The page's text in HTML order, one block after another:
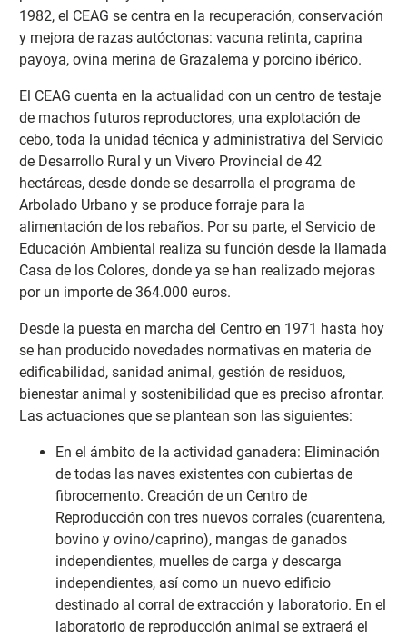
1982, el CEAG se centra en la recuperación, conservación
y mejora de razas autóctonas: vacuna retinta, caprina
payoya, ovina merina de Grazalema y porcino ibérico.
El CEAG cuenta en la actualidad con un centro de testaje
de machos futuros reproductores, una explotación de
cebo, toda la unidad técnica y administrativa del Servicio
de Desarrollo Rural y un Vivero Provincial de 42
hectáreas, desde donde se desarrolla el programa de
Arbolado Urbano y se produce forraje para la
alimentación de los rebaños. Por su parte, el Servicio de
Educación Ambiental realiza su función desde la llamada
Casa de los Colores, donde ya se han realizado mejoras
por un importe de 364.000 euros.
Desde la puesta en marcha del Centro en 1971 hasta hoy
se han producido novedades normativas en materia de
edificabilidad, sanidad animal, gestión de residuos,
bienestar animal y sostenibilidad que es preciso afrontar.
Las actuaciones que se plantean son las siguientes:
En el ámbito de la actividad ganadera: Eliminación
de todas las naves existentes con cubiertas de
fibrocemento. Creación de un Centro de
Reproducción con tres nuevos corrales (cuarentena,
bovino y ovino/caprino), mangas de ganados
independientes, muelles de carga y descarga
independientes, así como un nuevo edificio
destinado al corral de extracción y laboratorio. En el
laboratorio de reproducción animal se extraerá el